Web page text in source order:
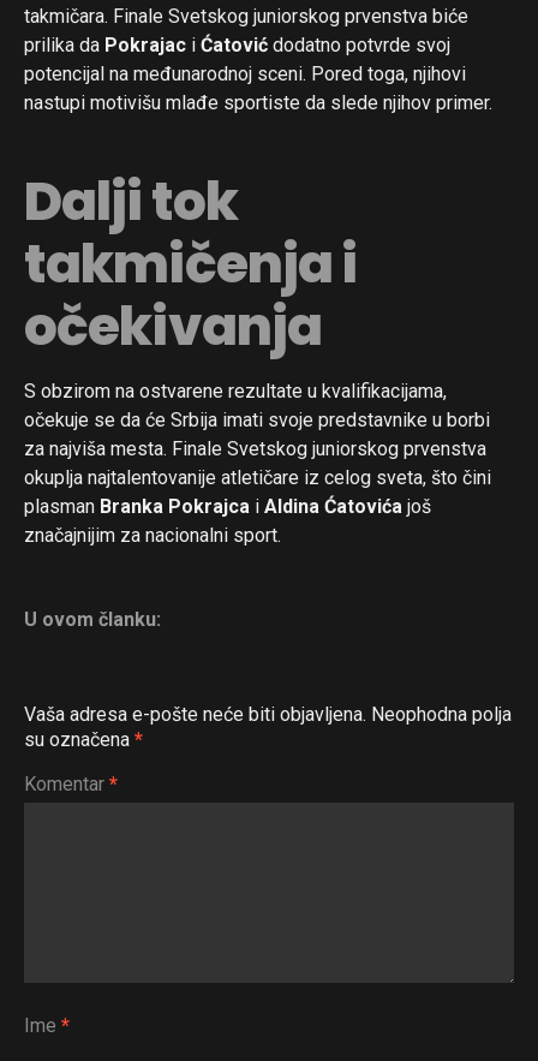
takmičara. Finale Svetskog juniorskog prvenstva biće
prilika da Pokrajac i Ćatović dodatno potvrde svoj
potencijal na međunarodnoj sceni. Pored toga, njihovi
nastupi motivišu mlađe sportiste da slede njihov primer.
Dalji tok
takmičenja i
očekivanja
S obzirom na ostvarene rezultate u kvalifikacijama,
očekuje se da će Srbija imati svoje predstavnike u borbi
za najviša mesta. Finale Svetskog juniorskog prvenstva
okuplja najtalentovanije atletičare iz celog sveta, što čini
plasman Branka Pokrajca i Aldina Ćatovića još
značajnijim za nacionalni sport.
U ovom članku:
Vaša adresa e-pošte neće biti objavljena. Neophodna polja
su označena *
Komentar *
Ime *